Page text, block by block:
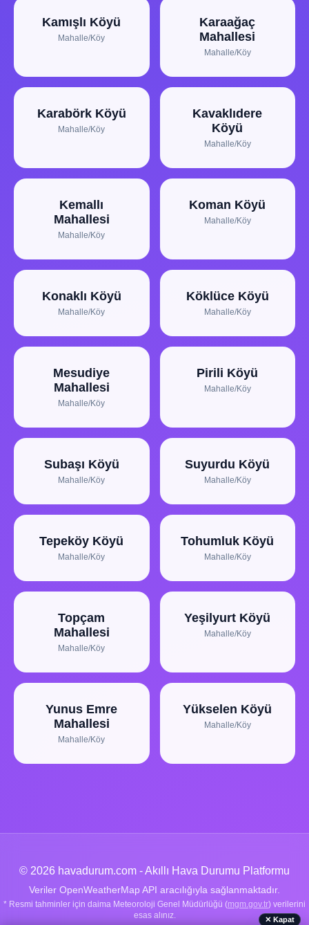
Kamışlı Köyü
Mahalle/Köy
Karaağaç
Mahallesi
Mahalle/Köy
Karabörk Köyü
Mahalle/Köy
Kavaklıdere
Köyü
Mahalle/Köy
Kemallı
Mahallesi
Mahalle/Köy
Koman Köyü
Mahalle/Köy
Konaklı Köyü
Mahalle/Köy
Köklüce Köyü
Mahalle/Köy
Mesudiye
Mahallesi
Mahalle/Köy
Pirili Köyü
Mahalle/Köy
Subaşı Köyü
Mahalle/Köy
Suyurdu Köyü
Mahalle/Köy
Tepeköy Köyü
Mahalle/Köy
Tohumluk Köyü
Mahalle/Köy
Topçam
Mahallesi
Mahalle/Köy
Yeşilyurt Köyü
Mahalle/Köy
Yunus Emre
Mahallesi
Mahalle/Köy
Yükselen Köyü
Mahalle/Köy
© 2026 havadurum.com - Akıllı Hava Durumu Platformu
Veriler OpenWeatherMap API aracılığıyla sağlanmaktadır.
* Resmi tahminler için daima Meteoroloji Genel Müdürlüğü (mgm.gov.tr) verilerini
esas alınız.
✕ Kapat